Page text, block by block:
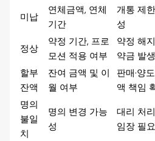
미납
연체금액, 연체
기간
개통 제
성
정상
약정 기간, 프로
모션 적용 여부
약정 해
약금 발
할부
잔액
잔여 금액 및 이
월 여부
판매·양
액 책임
명의
불일
치
명의 변경 가능
성
대리 처
임장 필요